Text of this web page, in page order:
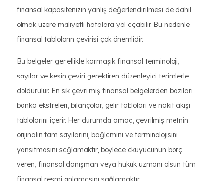
finansal kapasitenizin yanlış değerlendirilmesi de dahil
olmak üzere maliyetli hatalara yol açabilir. Bu nedenle
finansal tabloların çevirisi çok önemlidir.
Bu belgeler genellikle karmaşık finansal terminoloji,
sayılar ve kesin çeviri gerektiren düzenleyici terimlerle
doldurulur. En sık çevrilmiş finansal belgelerden bazıları
banka ekstreleri, bilançolar, gelir tabloları ve nakit akışı
tablolarını içerir. Her durumda amaç, çevrilmiş metnin
orijinalin tam sayılarını, bağlamını ve terminolojisini
yansıtmasını sağlamaktır, böylece okuyucunun borç
veren, finansal danışman veya hukuk uzmanı olsun tüm
finansal resmi anlamasını sağlamaktır.